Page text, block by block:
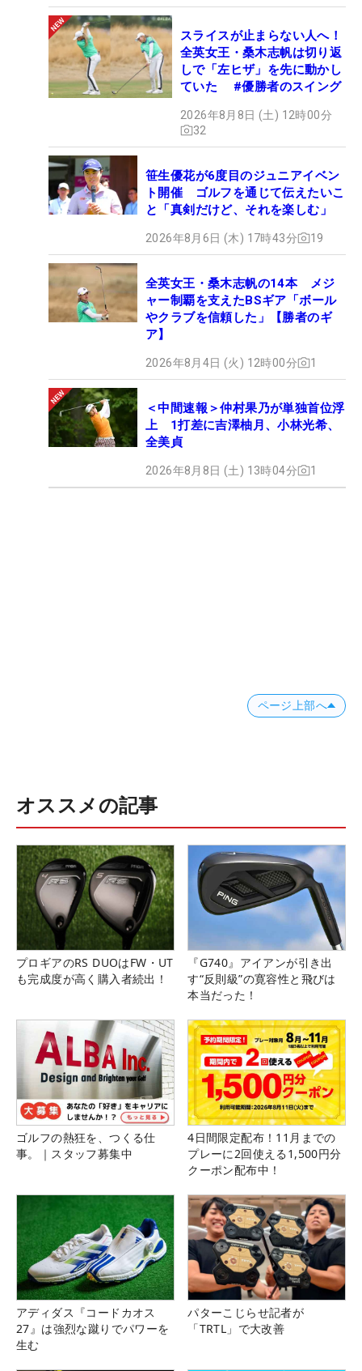
スライスが止まらない人へ！
全英女王・桑木志帆は切り返
しで「左ヒザ」を先に動かし
ていた #優勝者のスイング
2026年8月8日 (土) 12時00分
32
笹生優花が6度目のジュニアイベン
ト開催 ゴルフを通じて伝えたいこ
と「真剣だけど、それを楽しむ」
2026年8月6日 (木) 17時43分 19
全英女王・桑木志帆の14本 メジ
ャー制覇を支えたBSギア「ボール
やクラブを信頼した」【勝者のギ
ア】
2026年8月4日 (火) 12時00分 1
＜中間速報＞仲村果乃が単独首位浮
上 1打差に吉澤柚月、小林光希、
全美貞
2026年8月8日 (土) 13時04分 1
ページ上部へ
オススメの記事
プロギアのRS DUOはFW・UT
も完成度が高く購入者続出！
『G740』アイアンが引き出
す“反則級”の寛容性と飛びは
本当だった！
ゴルフの熱狂を、つくる仕
事。｜スタッフ募集中
4日間限定配布！11月までの
プレーに2回使える1,500円分
クーポン配布中！
アディダス『コードカオス
27』は強烈な蹴りでパワーを
生む
パターこじらせ記者が
「TRTL」で大改善